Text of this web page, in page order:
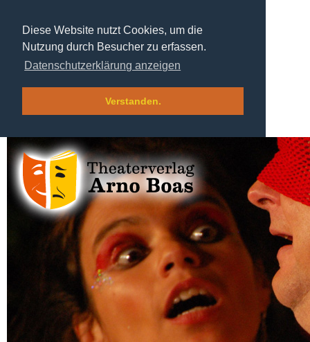
Diese Website nutzt Cookies, um die
Nutzung durch Besucher zu erfassen.
Datenschutzerklärung anzeigen
Verstanden.